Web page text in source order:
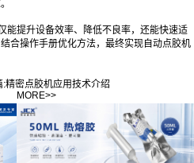
能提升设备效率、降低不良率，还能快速适
合操作手册优化方法，最终实现自动点胶机
:精密点胶机应用技术介绍
MORE>>